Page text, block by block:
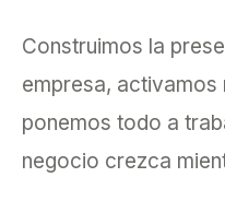
Construimos la
empresa, activamos
ponemos todo a
negocio crezca